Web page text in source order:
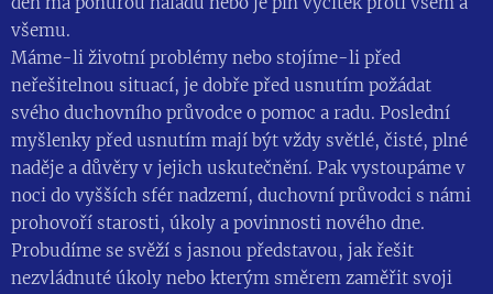
všemu.
Máme-li životní problémy nebo stojíme-li před
neřešitelnou situací, je dobře před usnutím požádat
svého duchovního průvodce o pomoc a radu. Poslední
myšlenky před usnutím mají být vždy světlé, čisté, plné
naděje a důvěry v jejich uskutečnění. Pak vystoupáme v
noci do vyšších sfér nadzemí, duchovní průvodci s námi
prohovoří starosti, úkoly a povinnosti nového dne.
Probudíme se svěží s jasnou představou, jak řešit
nezvládnuté úkoly nebo kterým směrem zaměřit svoji